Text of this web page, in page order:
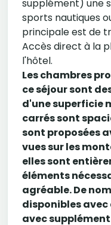
supplément) une
sports nautiques
principale est de
Accès direct à la
l'hôtel.
Les chambres
ce séjour sont
d'une superficie
carrés sont
sont proposées
vues sur les
elles sont
éléments
agréable. De
disponibles avec
avec